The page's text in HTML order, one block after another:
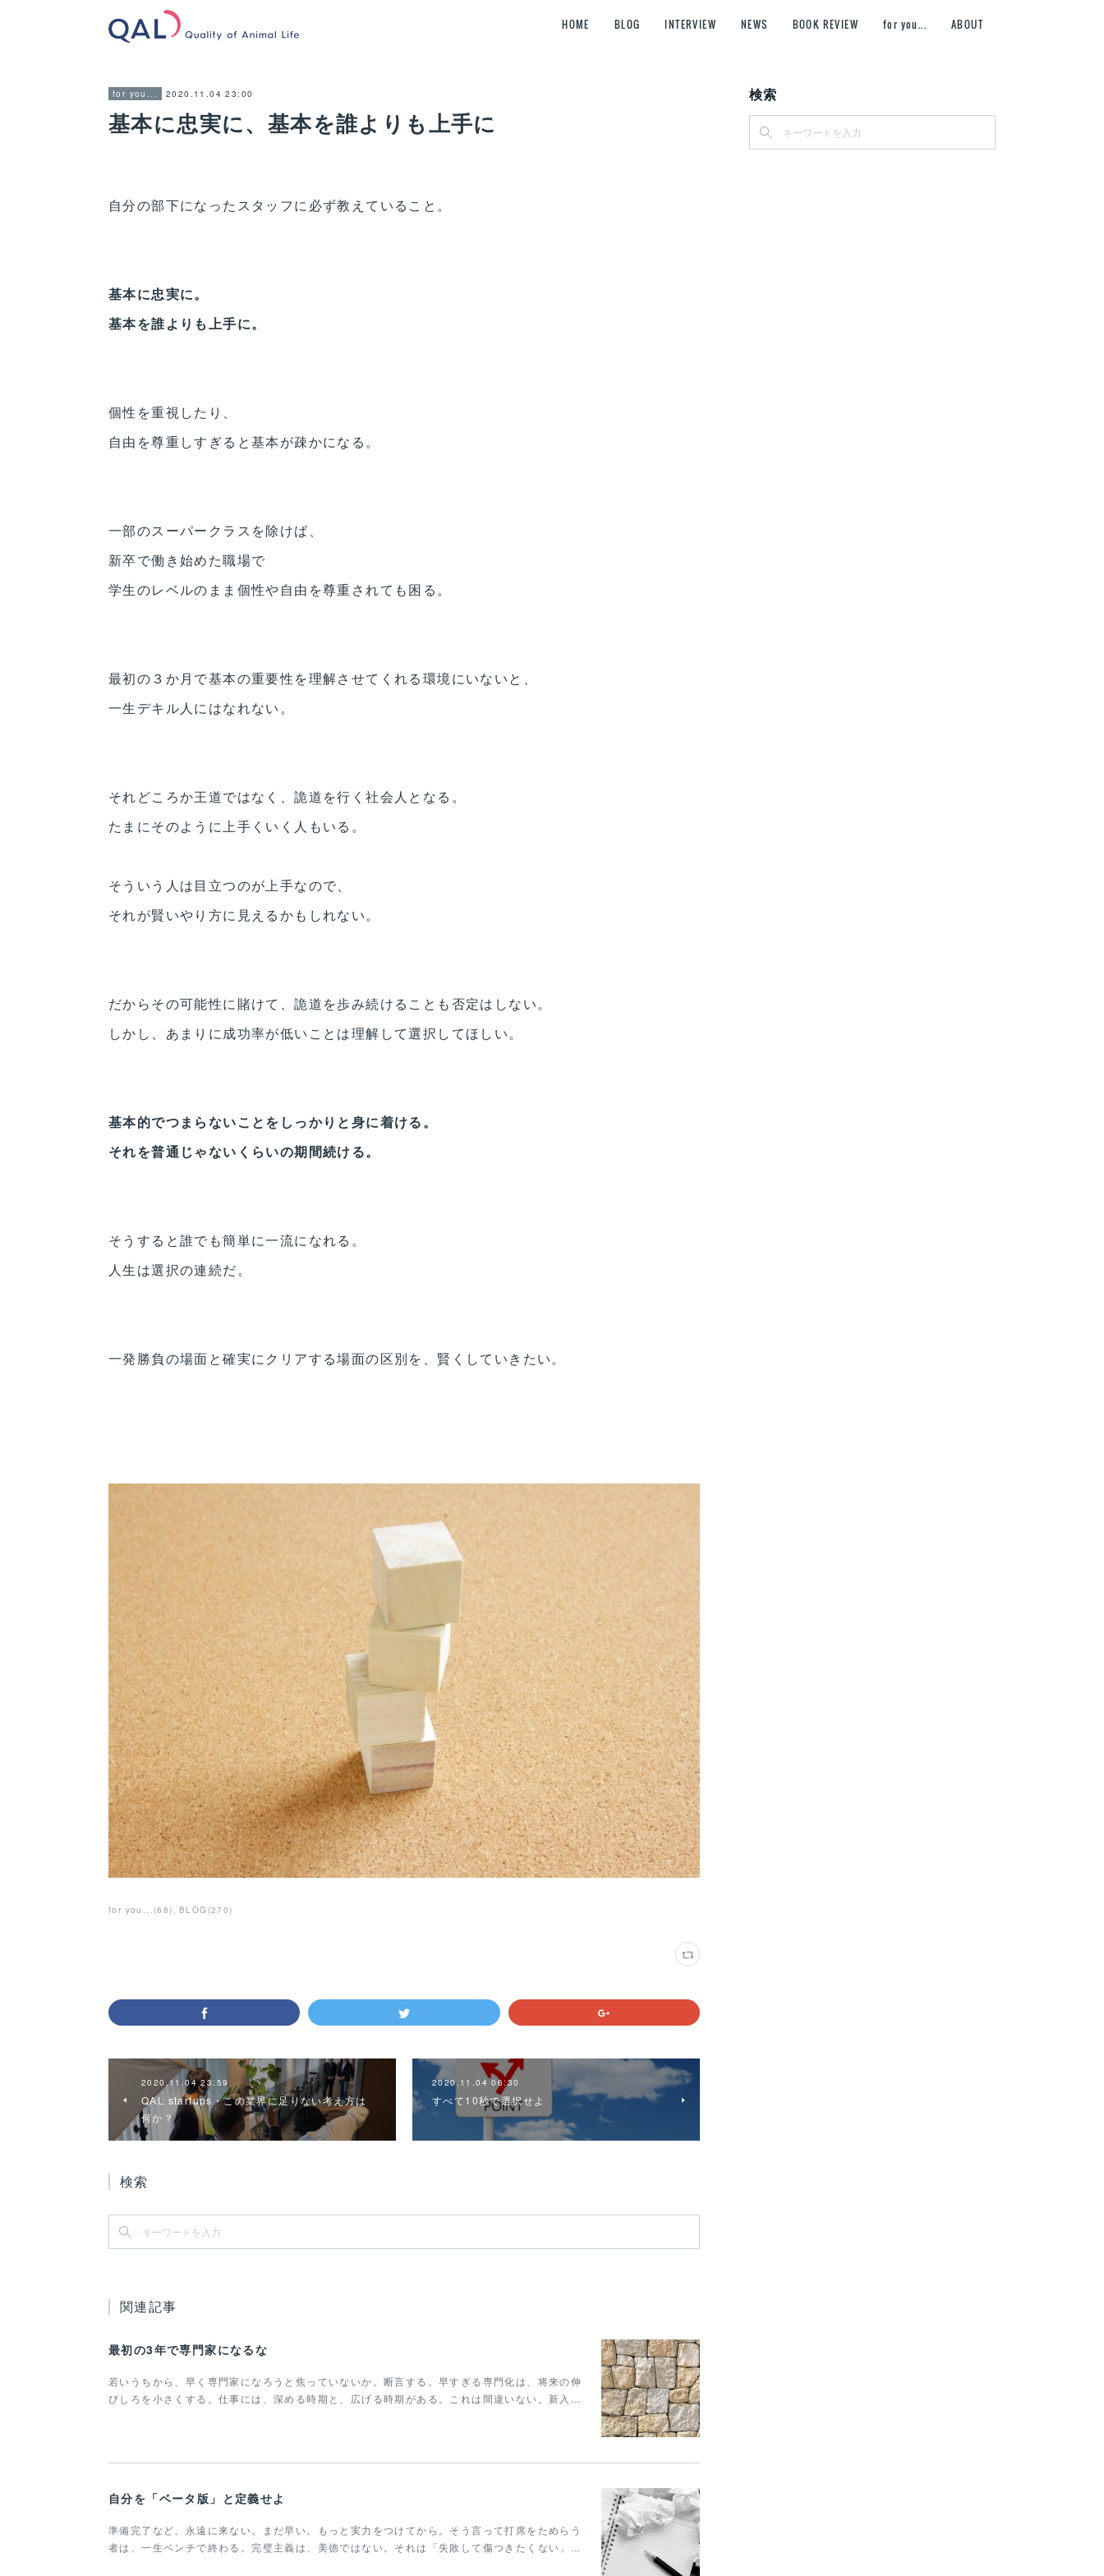
HOME BLOG INTERVIEW NEWS BOOK REVIEW for you... ABOUT
for you... 2020.11.04 23:00
基本に忠実に、基本を誰よりも上手に
自分の部下になったスタッフに必ず教えていること。
基本に忠実に。
基本を誰よりも上手に。
個性を重視したり、
自由を尊重しすぎると基本が疎かになる。
一部のスーパークラスを除けば、
新卒で働き始めた職場で
学生のレベルのまま個性や自由を尊重されても困る。
最初の３か月で基本の重要性を理解させてくれる環境にいないと、
一生デキル人にはなれない。
それどころか王道ではなく、詭道を行く社会人となる。
たまにそのように上手くいく人もいる。
そういう人は目立つのが上手なので、
それが賢いやり方に見えるかもしれない。
だからその可能性に賭けて、詭道を歩み続けることも否定はしない。
しかし、あまりに成功率が低いことは理解して選択してほしい。
基本的でつまらないことをしっかりと身に着ける。
それを普通じゃないくらいの期間続ける。
そうすると誰でも簡単に一流になれる。
人生は選択の連続だ。
一発勝負の場面と確実にクリアする場面の区別を、賢くしていきたい。
for you... (68) BLOG (270)
2020.11.04 23:59
QAL startups・この業界に足りない考え方は
何か？
2020.11.04 06:30
すべて10秒で選択せよ
検索
関連記事
最初の3年で専門家になるな
若いうちから、早く専門家になろうと焦っていないか。断言する。早すぎる専門化は、将来の伸
びしろを小さくする。仕事には、深める時期と、広げる時期がある。これは間違いない。新入…
自分を「ベータ版」と定義せよ
準備完了など、永遠に来ない。まだ早い。もっと実力をつけてから。そう言って打席をためらう
者は、一生ベンチで終わる。完璧主義は、美徳ではない。それは「失敗して傷つきたくない」…
検索